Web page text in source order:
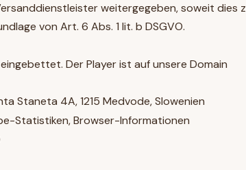
weitergegeben, soweit dies
von Art. 6 Abs. 1 lit. b DSGVO.
Der Player ist auf unsere Domain
Staneta 4A, 1215 Medvode, Slowenien
Statistiken, Browser-Informationen